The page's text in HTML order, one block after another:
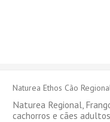
Naturea Ethos Cão
Naturea Regional,
cachorros e cães